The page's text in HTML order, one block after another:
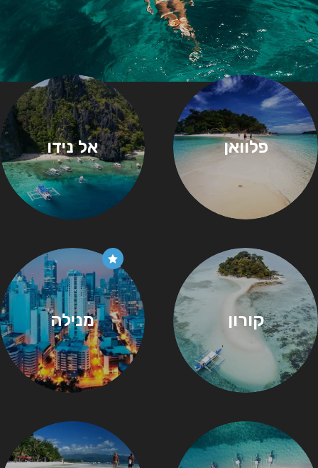
פלוואן אל נידו
קורון מנילה